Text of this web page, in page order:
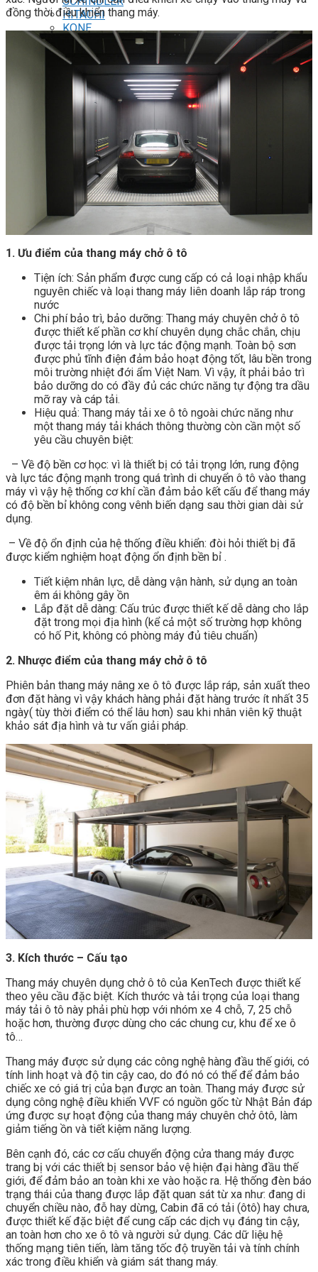
HITACHI
KONE
THIẾT KẾ – THI CÔNG
THANG MÁY TẢI HÀNG
THANG MÁY GIA ĐÌNH
THANG MÁY BỆNH VIỆN
THANG MÁY TẢI Ô TÔ
GIẢI PHÁP AN TOÀN – CỨU HỘ
Liên hệ
Liên hệ tư vấn
LIÊN HỆ
đồng thời điều khiển thang máy.
1. Ưu điểm của thang máy chở ô tô
Tiện ích: Sản phẩm được cung cấp có cả loại nhập khẩu
nguyên chiếc và loại thang máy liên doanh lắp ráp trong
nước
Chi phí bảo trì, bảo dưỡng: Thang máy chuyên chở ô tô
được thiết kế phần cơ khí chuyên dụng chắc chắn, chịu
được tải trọng lớn và lực tác động mạnh. Toàn bộ sơn
được phủ tĩnh điện đảm bảo hoạt động tốt, lâu bền trong
môi trường nhiệt đới ẩm Việt Nam. Vì vậy, ít phải bảo trì
bảo dưỡng do có đầy đủ các chức năng tự động tra dầu
mỡ ray và cáp tải.
Hiệu quả: Thang máy tải xe ô tô ngoài chức năng như
một thang máy tải khách thông thường còn cần một số
yêu cầu chuyên biệt:
– Về độ bền cơ học: vì là thiết bị có tải trọng lớn, rung động
và lực tác động mạnh trong quá trình di chuyển ô tô vào thang
máy vì vậy hệ thống cơ khí cần đảm bảo kết cấu để thang máy
có độ bền bỉ không cong vênh biến dạng sau thời gian dài sử
dụng.
– Về độ ổn định của hệ thống điều khiển: đòi hỏi thiết bị đã
được kiểm nghiệm hoạt động ổn định bền bỉ .
Tiết kiệm nhân lực, dễ dàng vận hành, sử dụng an toàn
êm ái không gây ồn
Lắp đặt dễ dàng: Cấu trúc được thiết kế dễ dàng cho lắp
đặt trong mọi địa hình (kể cả một số trường hợp không
có hố Pit, không có phòng máy đủ tiêu chuẩn)
2. Nhược điểm của thang máy chở ô tô
Phiên bản thang máy nâng xe ô tô được lắp ráp, sản xuất theo
đơn đặt hàng vì vậy khách hàng phải đặt hàng trước ít nhất 35
ngày( tùy thời điểm có thể lâu hơn) sau khi nhân viên kỹ thuật
khảo sát địa hình và tư vấn giải pháp.
3. Kích thước – Cấu tạo
Thang máy chuyên dụng chở ô tô của KenTech được thiết kế
theo yêu cầu đặc biệt. Kích thước và tải trọng của loại thang
máy tải ô tô này phải phù hợp với nhóm xe 4 chỗ, 7, 25 chỗ
hoặc hơn, thường được dùng cho các chung cư, khu để xe ô
tô…
Thang máy được sử dụng các công nghệ hàng đầu thế giới, có
tính linh hoạt và độ tin cậy cao, do đó nó có thể để đảm bảo
chiếc xe có giá trị của bạn được an toàn. Thang máy được sử
dụng công nghệ điều khiển VVF có nguồn gốc từ Nhật Bản đáp
ứng được sự hoạt động của thang máy chuyên chở ôtô, làm
giảm tiếng ồn và tiết kiệm năng lượng.
Bên cạnh đó, các cơ cấu chuyển động cửa thang máy được
trang bị với các thiết bị sensor bảo vệ hiện đại hàng đầu thế
giới, để đảm bảo an toàn khi xe vào hoặc ra. Hệ thống đèn báo
trạng thái của thang được lắp đặt quan sát từ xa như: đang di
chuyển chiều nào, đỗ hay dừng, Cabin đã có tải (ôtô) hay chưa,
được thiết kế đặc biệt để cung cấp các dịch vụ đáng tin cậy,
an toàn hơn cho xe ô tô và người sử dụng. Các dữ liệu hệ
thống mạng tiên tiến, làm tăng tốc độ truyền tải và tính chính
xác trong điều khiển và giám sát thang máy.